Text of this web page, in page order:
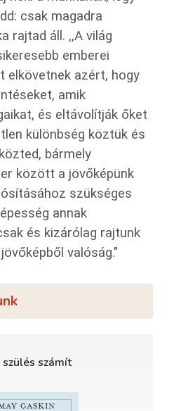
csak magadra
rajtad áll. ,,A világ
emberei
elkövetnek azért, hogy
amik
és eltávolítják őket
különbség köztük és
bármely
között a jövőképünk
szükséges
annak
és kizárólag rajtunk
valóság."
számít